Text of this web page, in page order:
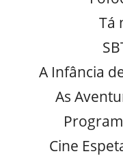
Tá
A Infância
As
Cine